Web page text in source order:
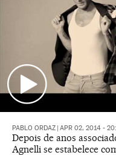
PABLO ORDAZ APR 02, 2014 -
Depois de anos
Agnelli se estabelece